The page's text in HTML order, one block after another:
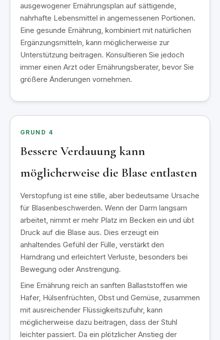
ausgewogener Ernährungsplan auf sättigende,
nahrhafte Lebensmittel in angemessenen Portionen.
Eine gesunde Ernährung, kombiniert mit natürlichen
Ergänzungsmitteln, kann möglicherweise zur
Unterstützung beitragen. Konsultieren Sie jedoch
immer einen Arzt oder Ernährungsberater, bevor Sie
größere Änderungen vornehmen.
GRUND 4
Bessere Verdauung kann
möglicherweise die Blase entlasten
Verstopfung ist eine stille, aber bedeutsame Ursache
für Blasenbeschwerden. Wenn der Darm langsam
arbeitet, nimmt er mehr Platz im Becken ein und übt
Druck auf die Blase aus. Dies erzeugt ein
anhaltendes Gefühl der Fülle, verstärkt den
Harndrang und erleichtert Verluste, besonders bei
Bewegung oder Anstrengung.
Eine Ernährung reich an sanften Ballaststoffen wie
Hafer, Hülsenfrüchten, Obst und Gemüse, zusammen
mit ausreichender Flüssigkeitszufuhr, kann
möglicherweise dazu beitragen, dass der Stuhl
leichter passiert. Da ein plötzlicher Anstieg der